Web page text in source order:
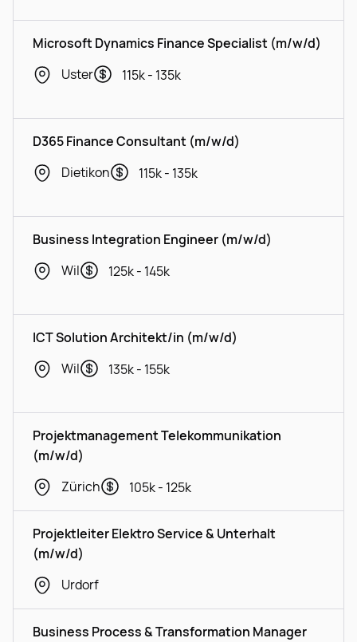
Microsoft Dynamics Finance Specialist (m/w/d)
Uster
115k - 135k
D365 Finance Consultant (m/w/d)
Dietikon
115k - 135k
Business Integration Engineer (m/w/d)
Wil
125k - 145k
ICT Solution Architekt/in (m/w/d)
Wil
135k - 155k
Projektmanagement Telekommunikation
(m/w/d)
Zürich
105k - 125k
Projektleiter Elektro Service & Unterhalt
(m/w/d)
Urdorf
Business Process & Transformation Manager